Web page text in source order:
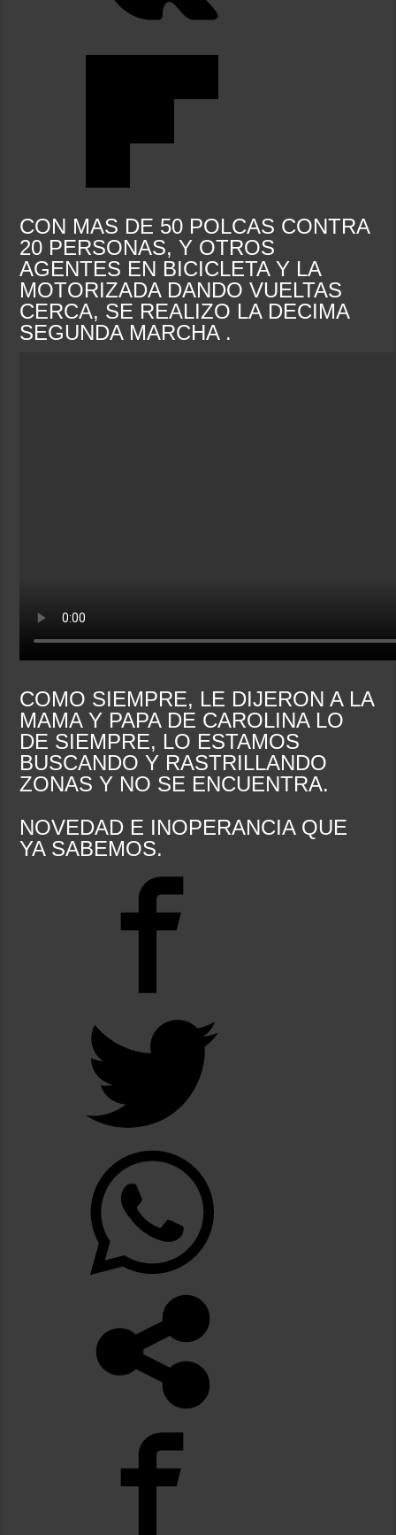
CON MAS DE 50 POLCAS CONTRA
20 PERSONAS, Y OTROS
AGENTES EN BICICLETA Y LA
MOTORIZADA DANDO VUELTAS
CERCA, SE REALIZO LA DECIMA
SEGUNDA MARCHA .
COMO SIEMPRE, LE DIJERON A LA
MAMA Y PAPA DE CAROLINA LO
DE SIEMPRE, LO ESTAMOS
BUSCANDO Y RASTRILLANDO
ZONAS Y NO SE ENCUENTRA.
NOVEDAD E INOPERANCIA QUE
YA SABEMOS.